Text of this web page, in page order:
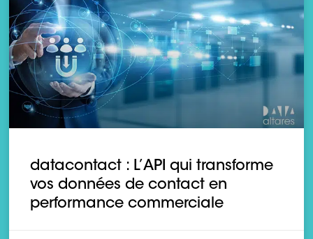
datacontact : L’API qui transforme
vos données de contact en
performance commerciale